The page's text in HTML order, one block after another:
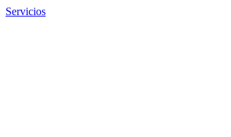
Servicios